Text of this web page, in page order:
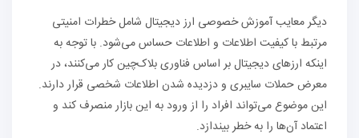
دیگر معایب آموزش خصوصی ارز دیجیتال شامل خطرات امنیتی
مرتبط با کیفیت اطلاعات و اطلاعات حساس می‌شود. با توجه به
اینکه ارزهای دیجیتال بر اساس فناوری بلاک‌چین کار می‌کنند، در
معرض حملات سایبری و دزدیده شدن اطلاعات شخصی قرار دارند.
این موضوع می‌تواند افراد را از ورود به این بازار منصرف کند و
اعتماد آن‌ها را به خطر بیندازد.